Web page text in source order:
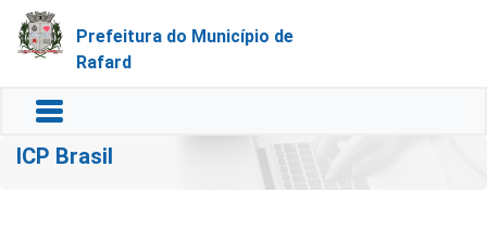
Prefeitura do Município de
Rafard
ICP Brasil